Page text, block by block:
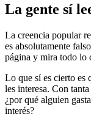
La gente sí
La creencia popular
es absolutamente
página y mira todo lo
Lo que sí es cierto es
les interesa. Con
¿por qué alguien
interés?